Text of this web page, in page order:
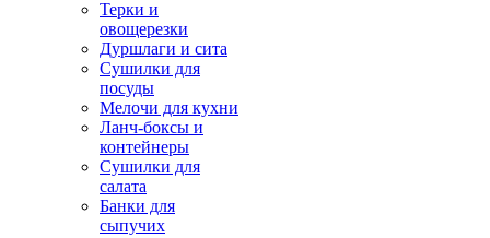
Терки и
овощерезки
Дуршлаги и сита
Сушилки для
посуды
Мелочи для кухни
Ланч-боксы и
контейнеры
Сушилки для
салата
Банки для
сыпучих